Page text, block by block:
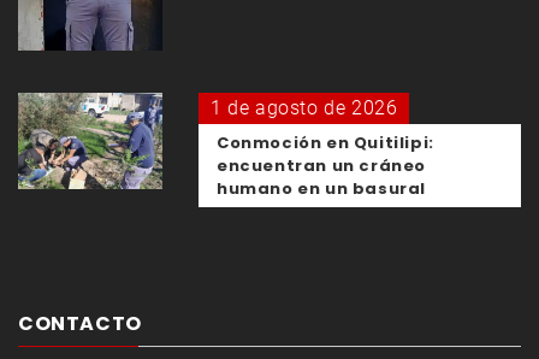
1 de agosto de 2026
Conmoción en Quitilipi:
encuentran un cráneo
humano en un basural
CONTACTO